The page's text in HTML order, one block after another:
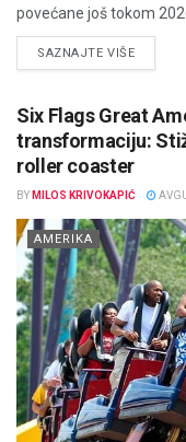
povećane još tokom
SAZNAJTE VIŠEDETAILS
Six Flags Great
transformaciju:
roller coaster
BY MILOS KRIVOKAPIĆ
AMERIKA